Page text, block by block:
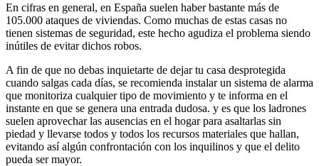
En cifras en general, en España suelen haber bastante más de
105.000 ataques de viviendas. Como muchas de estas casas no
tienen sistemas de seguridad, este hecho agudiza el problema siendo
inútiles de evitar dichos robos.
A fin de que no debas inquietarte de dejar tu casa desprotegida
cuando salgas cada días, se recomienda instalar un sistema de alarma
que monitoriza cualquier tipo de movimiento y te informa en el
instante en que se genera una entrada dudosa. y es que los ladrones
suelen aprovechar las ausencias en el hogar para asaltarlas sin
piedad y llevarse todos y todos los recursos materiales que hallan,
evitando así algún confrontación con los inquilinos y que el delito
pueda ser mayor.